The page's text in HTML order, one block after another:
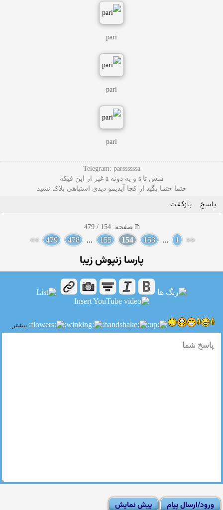
pari
pari
pari
Telegram: parssssssa
شش تا s و یه دونه a غیر از این فیکه
حتما حتما بگید از کجا آیدیمو دیدی اشتباهی بلاک نشید
پاسخ بازگفت
صفحه: 154 / 479
<<
1
...
153
154
155
...
478
479
>>
پارسا زنپوش زیبا
بیشتر...